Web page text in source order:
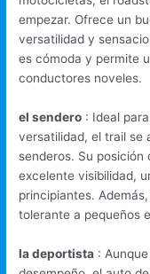
empezar. Ofrece un
versatilidad y
es cómoda y permite
conductores noveles.
el sendero : Ideal
versatilidad, el trail se
senderos. Su
excelente visibilidad,
principiantes.
tolerante a pequeños
la deportista :